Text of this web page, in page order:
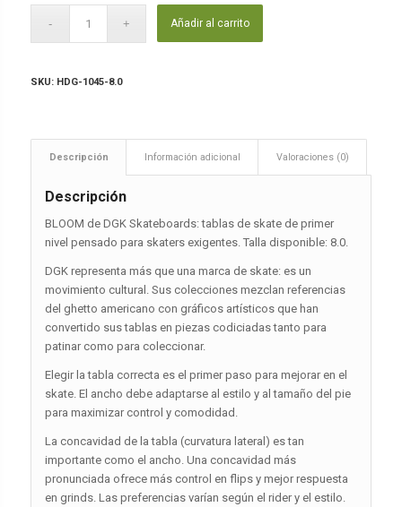
Añadir al carrito
SKU: HDG-1045-8.0
Descripción Información adicional Valoraciones (0)
Descripción
BLOOM de DGK Skateboards: tablas de skate de primer
nivel pensado para skaters exigentes. Talla disponible: 8.0.
DGK representa más que una marca de skate: es un
movimiento cultural. Sus colecciones mezclan referencias
del ghetto americano con gráficos artísticos que han
convertido sus tablas en piezas codiciadas tanto para
patinar como para coleccionar.
Elegir la tabla correcta es el primer paso para mejorar en el
skate. El ancho debe adaptarse al estilo y al tamaño del pie
para maximizar control y comodidad.
La concavidad de la tabla (curvatura lateral) es tan
importante como el ancho. Una concavidad más
pronunciada ofrece más control en flips y mejor respuesta
en grinds. Las preferencias varían según el rider y el estilo.